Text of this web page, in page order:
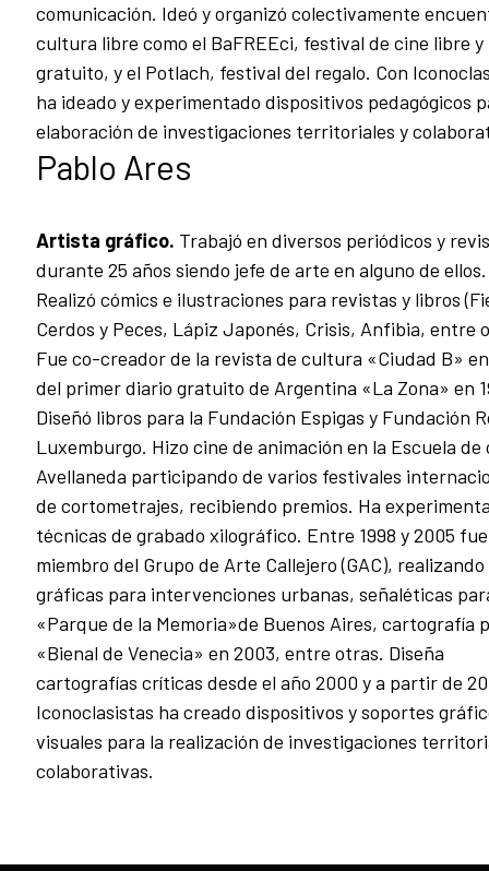
comunicación. Ideó y organizó colectivamente
cultura libre como el BaFREEci, festival de cine libre y
gratuito, y el Potlach, festival del regalo. Con
ha ideado y experimentado dispositivos pedagógicos
elaboración de investigaciones territoriales y
Pablo Ares
Artista gráfico. Trabajó en diversos periódicos y
durante 25 años siendo jefe de arte en alguno de ellos.
Realizó cómics e ilustraciones para revistas y libros
Cerdos y Peces, Lápiz Japonés, Crisis, Anfibia, entre
Fue co-creador de la revista de cultura «Ciudad B» en
del primer diario gratuito de Argentina «La Zona» en
Diseñó libros para la Fundación Espigas y Fundación
Luxemburgo. Hizo cine de animación en la Escuela de
Avellaneda participando de varios festivales
de cortometrajes, recibiendo premios. Ha
técnicas de grabado xilográfico. Entre 1998 y 2005 fue
miembro del Grupo de Arte Callejero (GAC), realizando
gráficas para intervenciones urbanas, señaléticas
«Parque de la Memoria»de Buenos Aires, cartografía
«Bienal de Venecia» en 2003, entre otras. Diseña
cartografías críticas desde el año 2000 y a partir de
Iconoclasistas ha creado dispositivos y soportes
visuales para la realización de investigaciones
colaborativas.